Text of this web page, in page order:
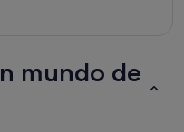
mundo de